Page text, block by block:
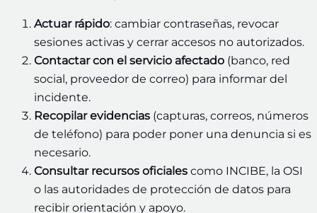
Actuar rápido: cambiar contraseñas, revocar
sesiones activas y cerrar accesos no autorizados.
Contactar con el servicio afectado (banco, red
social, proveedor de correo) para informar del
incidente.
Recopilar evidencias (capturas, correos, números
de teléfono) para poder poner una denuncia si es
necesario.
Consultar recursos oficiales como INCIBE, la OSI
o las autoridades de protección de datos para
recibir orientación y apoyo.